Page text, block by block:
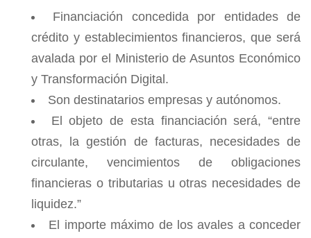
Financiación concedida por entidades de
crédito y establecimientos financieros, que será
avalada por el Ministerio de Asuntos Económico
y Transformación Digital.
Son destinatarios empresas y autónomos.
El objeto de esta financiación será, “entre
otras, la gestión de facturas, necesidades de
circulante, vencimientos de obligaciones
financieras o tributarias u otras necesidades de
liquidez.”
El importe máximo de los avales a conceder